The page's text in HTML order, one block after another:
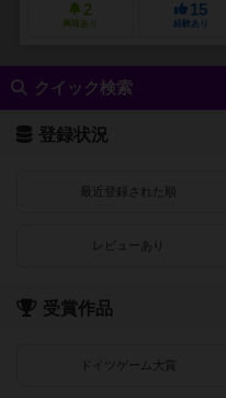
2
興味あり
15
経験あり
クイック検索
登録状況
最近登録された順
レビューあり
受賞作品
ドイツゲーム大賞